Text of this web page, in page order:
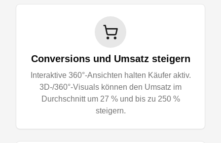
Conversions und Umsatz steigern
Interaktive 360°-Ansichten halten Käufer aktiv.
3D-/360°-Visuals können den Umsatz im
Durchschnitt um 27 % und bis zu 250 %
steigern.